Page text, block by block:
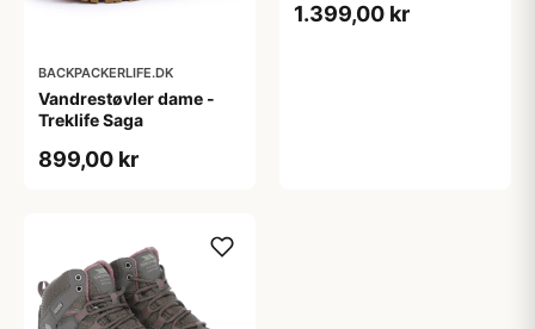
BACKPACKERLIFE.DK
Vandrestøvler dame -
Treklife Saga
899,00 kr
1.399,00 kr